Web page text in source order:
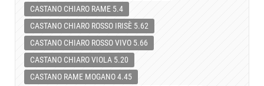
CASTANO CHIARO RAME 5.4
CASTANO CHIARO ROSSO IRISÈ 5.62
CASTANO CHIARO ROSSO VIVO 5.66
CASTANO CHIARO VIOLA 5.20
CASTANO RAME MOGANO 4.45